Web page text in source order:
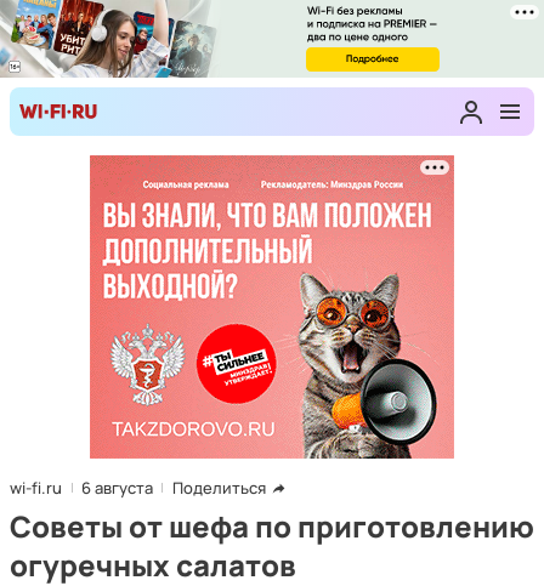
wi-fi.ru 6 августа Поделиться
Советы от шефа по приготовлению
огуречных салатов